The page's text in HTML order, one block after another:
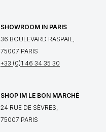
SHOWROOM IN PARIS
36 BOULEVARD RASPAIL,
75007 PARIS
+33 (0)1 46 34 35 30
SHOP IM LE BON MARCHÉ
24 RUE DE SÈVRES,
75007 PARIS